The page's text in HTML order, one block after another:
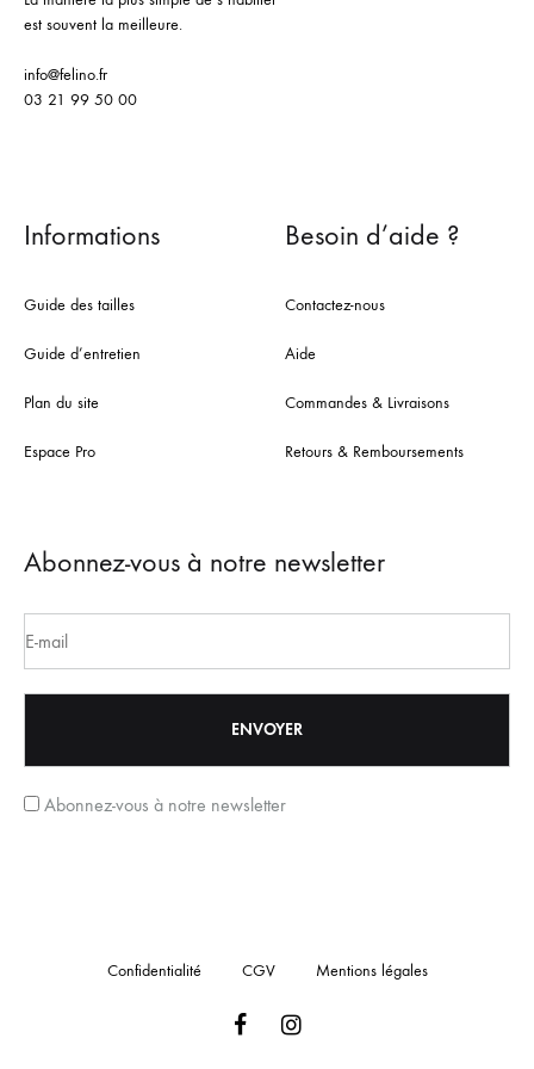
est souvent la meilleure.
info@felino.fr
03 21 99 50 00
Informations
Guide des tailles
Guide d’entretien
Plan du site
Espace Pro
Besoin d’aide ?
Contactez-nous
Aide
Commandes & Livraisons
Retours & Remboursements
Abonnez-vous à notre newsletter
Abonnez-vous à notre newsletter
Confidentialité CGV Mentions légales
FacebookInstagram